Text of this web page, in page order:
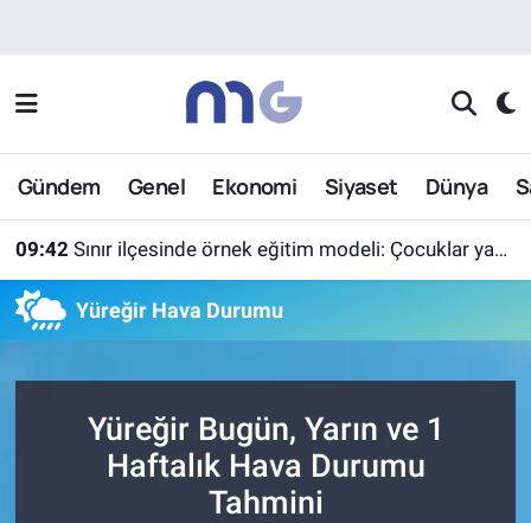
Gündem Genel Ekonomi Siyaset Dünya
09:42 Sınır ilçesinde örnek eğitim modeli: Çocuklar yazın ekran yerine etkinlikleri seçti
Yüreğir Hava Durumu
Yüreğir Bugün, Yarın ve 1
Haftalık Hava Durumu
Tahmini
Nöbetçi Eczaneler
Hava Durumu
Son Dakika Haberleri